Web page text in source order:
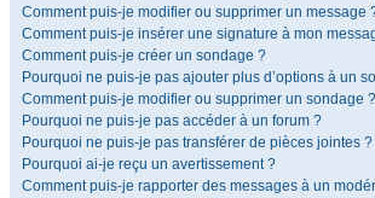
Comment puis-je modifier ou supprimer un message
Comment puis-je insérer une signature à mon
Comment puis-je créer un sondage ?
Pourquoi ne puis-je pas ajouter plus d’options à un
Comment puis-je modifier ou supprimer un sondage ?
Pourquoi ne puis-je pas accéder à un forum ?
Pourquoi ne puis-je pas transférer de pièces jointes ?
Pourquoi ai-je reçu un avertissement ?
Comment puis-je rapporter des messages à un